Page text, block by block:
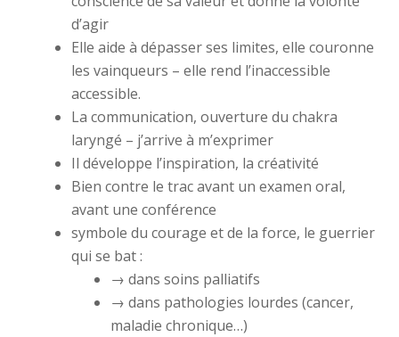
d’agir
Elle aide à dépasser ses limites, elle couronne
les vainqueurs – elle rend l’inaccessible
accessible.
La communication, ouverture du chakra
laryngé – j’arrive à m’exprimer
Il développe l’inspiration, la créativité
Bien contre le trac avant un examen oral,
avant une conférence
symbole du courage et de la force, le guerrier
qui se bat :
→ dans soins palliatifs
→ dans pathologies lourdes (cancer,
maladie chronique…)